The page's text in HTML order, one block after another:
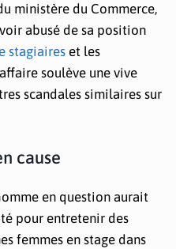
ministère du Commerce,
abusé de sa position
stagiaires et les
soulève une vive
scandales similaires sur
cause
en question aurait
pour entretenir des
femmes en stage dans